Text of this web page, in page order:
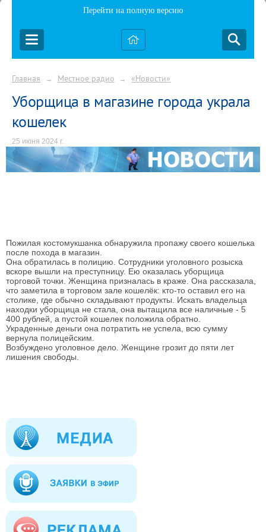
Перейти на полную версию
Главная → Местное радио → «Новости»
Уборщица в магазине города украла
кошелек
25 июня 2024 г.
Пожилая костомукшанка обнаружила пропажу своего кошелька
после похода в магазин.
Она обратилась в полицию. Сотрудники уголовного розыска
вскоре вышли на преступницу. Ею оказалась уборщица
торговой точки. Женщина призналась в краже. Она рассказала,
что заметила в торговом зале кошелёк: кто-то оставил его на
столике, где обычно складывают продукты. Искать владельца
находки уборщица не стала, она вытащила все наличные - 5
400 рублей, а пустой кошелек положила обратно.
Украденные деньги она потратить не успела, всю сумму
вернула полицейским.
Возбуждено уголовное дело. Женщине грозит до пяти лет
лишения свободы.